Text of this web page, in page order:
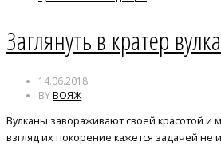
мутновский
ньирагонго
Заглянуть в кратер
14.06.2018
BYВОЯЖ
Вулканы завораживают своей красотой
взгляд их покорение кажется задачей не